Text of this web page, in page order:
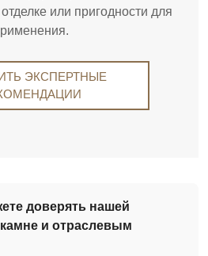
или пригодности для
ЭКСПЕРТНЫЕ
доверять нашей
и отраслевым